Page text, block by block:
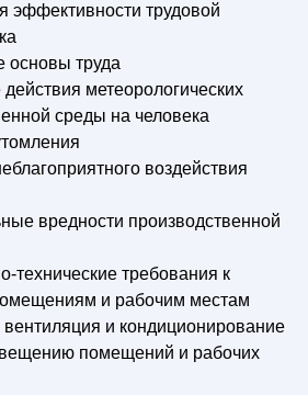
трудовой
основы труда
метеорологических
среды на человека
воздействия
вредности производственной
требования к
и рабочим местам
и кондиционирование
помещений и рабочих